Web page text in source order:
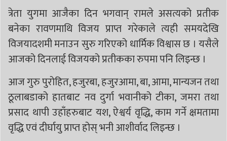
त्रेता युगमा आजैका दिन भगवान् रामले असत्यको प्रतीक
बनेका रावणमाथि विजय प्राप्त गरेकाले त्यही समयदेखि
विजयादशमी मनाउन सुरु गरिएको धार्मिक विश्वास छ । यसैले
आजको दिनलाई विजयको प्रतीकका रुपमा पनि लिइन्छ ।
आज गुरु पुरोहित, हजुरबा, हजुरआमा, बा, आमा, मान्यजन तथा
ठूलाबडाको हातबाट नव दुर्गा भवानीको टीका, जमरा तथा
प्रसाद थापी उहाँहरुबाट यश, ऐश्वर्य वृद्धि, काम गर्ने क्षमतामा
वृद्धि एवं दीर्घायु प्राप्त होस् भनी आशीर्वाद लिइन्छ ।